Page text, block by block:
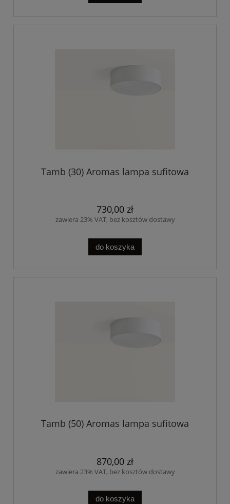
Tamb (30) Aromas lampa sufitowa
730,00 zł
zawiera 23% VAT, bez kosztów dostawy
do koszyka
Tamb (50) Aromas lampa sufitowa
870,00 zł
zawiera 23% VAT, bez kosztów dostawy
do koszyka